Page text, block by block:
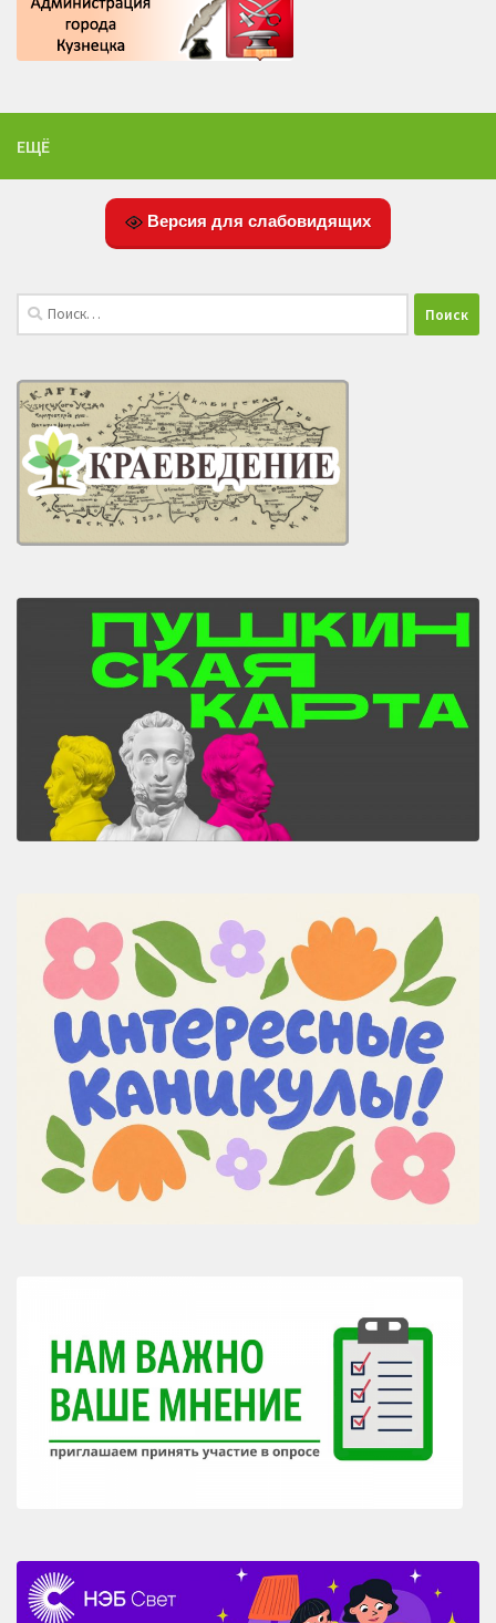
ЕЩЁ
Версия для слабовидящих
Найти: